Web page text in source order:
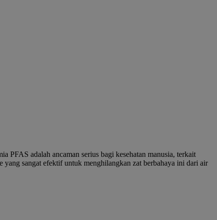
PFAS adalah ancaman serius bagi kesehatan manusia, terkait
sangat efektif untuk menghilangkan zat berbahaya ini dari air